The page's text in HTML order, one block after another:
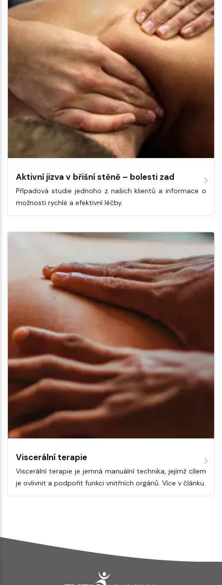
Aktivní jizva v břišní stěně – bolesti zad
Případová studie jednoho z našich klientů a informace o
možnosti rychlé a efektivní léčby.
Viscerální terapie
Viscerální terapie je jemná manuální technika, jejímž cílem
je ovlivnit a podpořit funkci vnitřních orgánů. Více v článku.